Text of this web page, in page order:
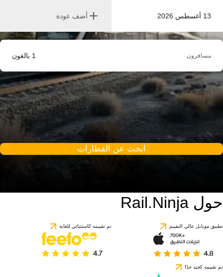
13 أغسطس 2026 أضف عودة
مسافرون 1 بالغون
ابحث عن القطارات
حول Rail.Ninja
تطبيق موبايل عالي التقييم تم تقييمه كاستثنائي للغاية
تم تقييمه كجيد جدًا